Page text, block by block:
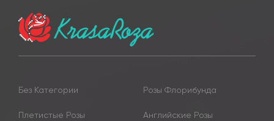
Без Категории Розы Флорибунда
Плетистые Розы Английские Розы